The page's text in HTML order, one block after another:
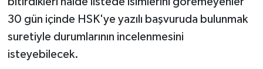
30 gün içinde HSK'ye yazılı başvuruda bulunmak
suretiyle durumlarının incelenmesini
isteyebilecek.
Çankırı Müftülüğü
Çorum Müftülüğü
Bilim, Teknoloji
Biyografiler